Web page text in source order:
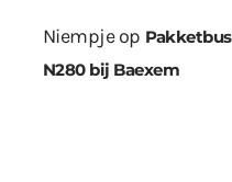
Niempjeop
N280 bij Baexem